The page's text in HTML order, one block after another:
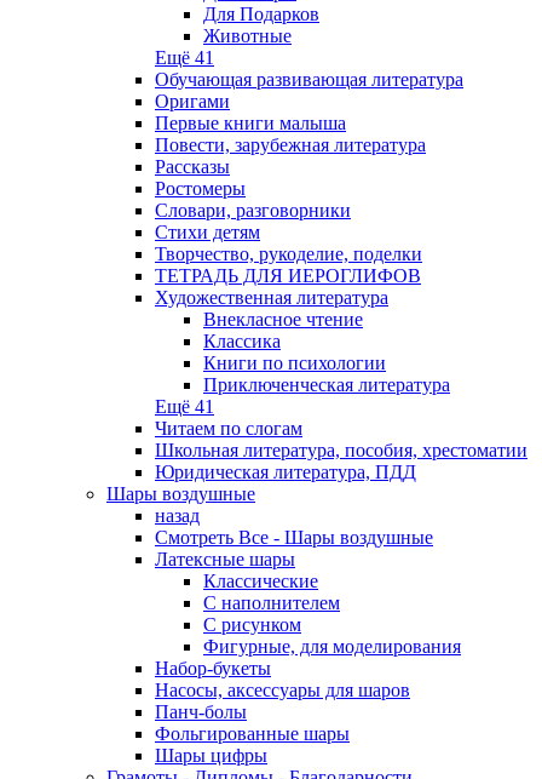
Для Подарков
Животные
Ещё 41
Обучающая развивающая литература
Оригами
Первые книги малыша
Повести, зарубежная литература
Рассказы
Ростомеры
Словари, разговорники
Стихи детям
Творчество, рукоделие, поделки
ТЕТРАДЬ ДЛЯ ИЕРОГЛИФОВ
Художественная литература
Внекласное чтение
Классика
Книги по психологии
Приключенческая литература
Ещё 41
Читаем по слогам
Школьная литература, пособия, хрестоматии
Юридическая литература, ПДД
Шары воздушные
назад
Смотреть Все - Шары воздушные
Латексные шары
Классические
С наполнителем
С рисунком
Фигурные, для моделирования
Набор-букеты
Насосы, аксессуары для шаров
Панч-болы
Фольгированные шары
Шары цифры